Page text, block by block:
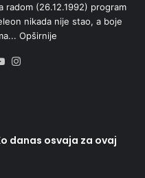
radom (26.12.1992) program
nikada nije stao, a boje
Opširnije
YouTube
danas osvaja za ovaj